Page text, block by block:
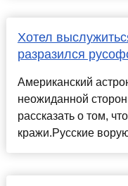
Хотел
разразился
Американский
неожиданной
рассказать о том,
кражи.Русские